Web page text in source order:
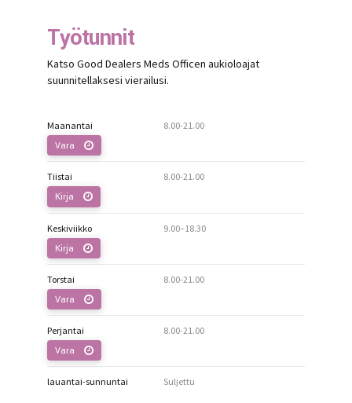
Työtunnit
Katso Good Dealers Meds Officen aukioloajat
suunnitellaksesi vierailusi.
Maanantai 8.00-21.00
Vara
Tiistai 8.00-21.00
Kirja
Keskiviikko 9.00–18.30
Kirja
Torstai 8.00-21.00
Vara
Perjantai 8.00-21.00
Vara
lauantai-sunnuntai Suljettu